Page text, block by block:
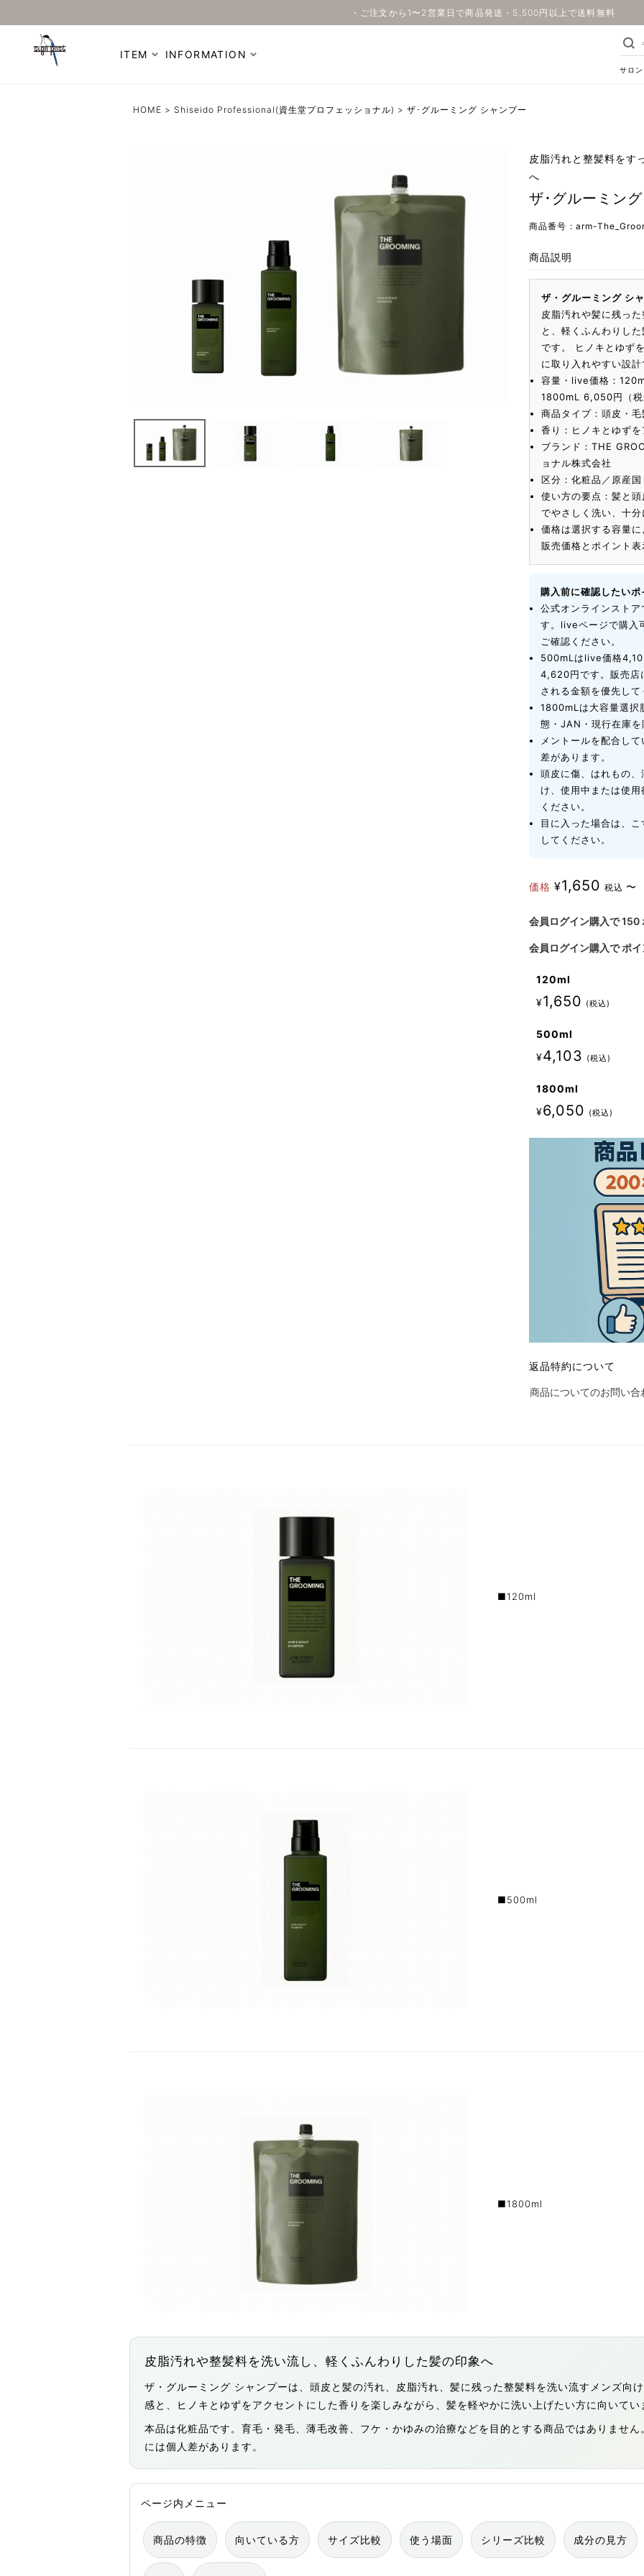
・ご注文から1〜2営業日で商品発送・5,500円以上で送料無料
ITEM INFORMATION
サロ
HOME Shiseido Professional(資生堂プロフェッショナル) ザ･グルーミング シャンプー
皮脂汚れと整髪料をす
へ
ザ･グルーミン
商品番号 arm-
商品説明
ザ・グルーミング シ
皮脂汚れや髪に残っ
と、軽くふんわりし
です。 ヒノキとゆず
に取り入れやすい設
容量・live価格：
1800mL 6,050円（
商品タイプ：頭皮・
香り：ヒノキとゆず
ブランド：THE
ョナル株式会社
区分：化粧品／原産
使い方の要点：髪と
でやさしく洗い、十
価格は選択する容量
販売価格とポイント
購入前に確認したいポ
公式オンラインスト
す。liveページで購入
ご確認ください。
500mLはlive価格
4,620円です。販売店
される金額を優先し
1800mLは大容量選択
態・JAN・現行在庫
メントールを配合し
差があります。
頭皮に傷、はれもの
け、使用中または使
ください。
目に入った場合は、
してください。
価格 ¥1,650 税込 〜
会員ログイン購入で150
会員ログイン購入で ポ
120ml
¥1,650 税込
500ml
¥4,103 税込
1800ml
¥6,050 税込
返品特約について
商品についてのお問い合
■120ml
■500ml
■1800ml
皮脂汚れや整髪料を洗い流し、軽くふんわりした髪の印象へ
ザ・グルーミング シャンプーは、頭皮と髪の汚れ、皮脂汚れ、髪に残った整髪料を洗い流すメンズ向
感と、ヒノキとゆずをアクセントにした香りを楽しみながら、髪を軽やかに洗い上げたい方に向いてい
本品は化粧品です。育毛・発毛、薄毛改善、フケ・かゆみの治療などを目的とする商品ではありませ
には個人差があります。
ページ内メニュー
商品の特徴 向いている方 サイズ比較 使う場面 シリーズ比較 成分の見方